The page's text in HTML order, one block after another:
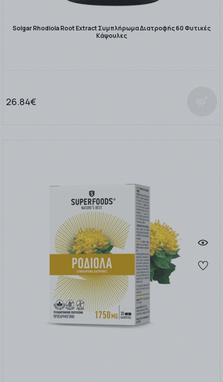
Solgar Rhodiola Root Extract Συμπλήρωμα Διατροφής 60 Φυτικές
Κάψουλες
26.84€